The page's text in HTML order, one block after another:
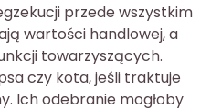
przede wszystkim
wartości handlowej, a
towarzyszących.
czy kota, jeśli traktuje
Ich odebranie mogłoby